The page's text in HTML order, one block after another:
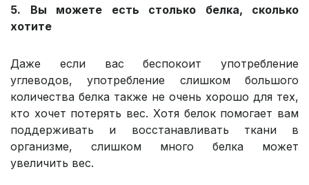
5. Вы можете есть столько белка, сколько
хотите
Даже если вас беспокоит употребление
углеводов, употребление слишком большого
количества белка также не очень хорошо для тех,
кто хочет потерять вес. Хотя белок помогает вам
поддерживать и восстанавливать ткани в
организме, слишком много белка может
увеличить вес.